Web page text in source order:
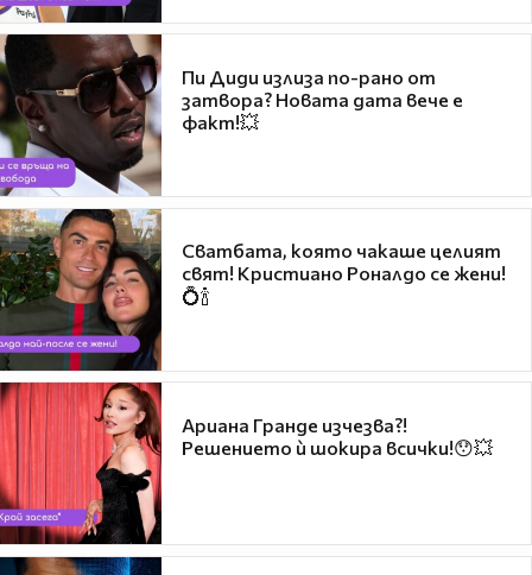
Пи Диди излиза по-рано от
затвора? Новата дата вече е
факт!💥
Сватбата, която чакаше целият
свят! Кристиано Роналдо се жени!
💍🍾
Ариана Гранде изчезва?!
Решението ѝ шокира всички!😯💥